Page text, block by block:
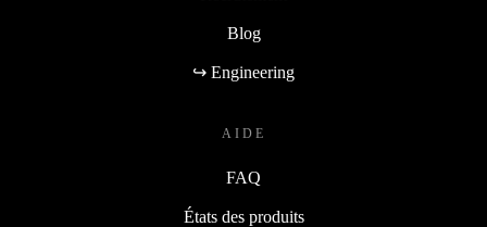
Blog
↪ Engineering
AIDE
FAQ
États des produits